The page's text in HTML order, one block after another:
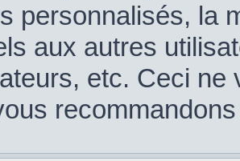
personnalisés, la
aux autres
etc. Ceci